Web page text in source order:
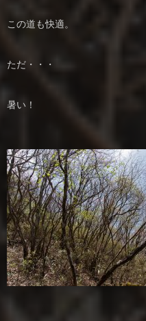
この道も快適。
ただ・・・
暑い！